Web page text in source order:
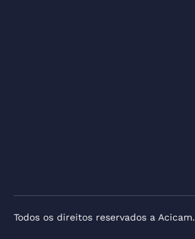
Todos os direitos reservados a Acicam.